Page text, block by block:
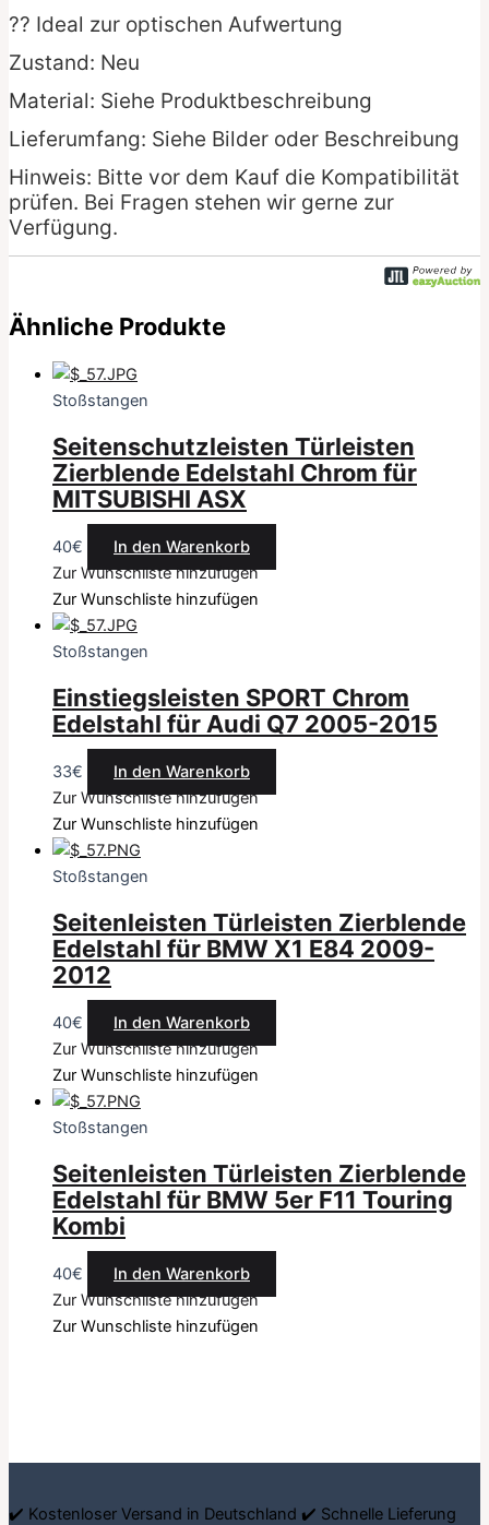
?? Ideal zur optischen Aufwertung
Zustand: Neu
Material: Siehe Produktbeschreibung
Lieferumfang: Siehe Bilder oder Beschreibung
Hinweis: Bitte vor dem Kauf die Kompatibilität
prüfen. Bei Fragen stehen wir gerne zur
Verfügung.
Ähnliche Produkte
Stoßstangen
Seitenschutzleisten Türleisten
Zierblende Edelstahl Chrom für
MITSUBISHI ASX
40€
In den Warenkorb
Zur Wunschliste hinzufügen
Zur Wunschliste hinzufügen
Stoßstangen
Einstiegsleisten SPORT Chrom
Edelstahl für Audi Q7 2005-2015
33€
In den Warenkorb
Zur Wunschliste hinzufügen
Zur Wunschliste hinzufügen
Stoßstangen
Seitenleisten Türleisten Zierblende
Edelstahl für BMW X1 E84 2009-
2012
40€
In den Warenkorb
Zur Wunschliste hinzufügen
Zur Wunschliste hinzufügen
Stoßstangen
Seitenleisten Türleisten Zierblende
Edelstahl für BMW 5er F11 Touring
Kombi
40€
In den Warenkorb
Zur Wunschliste hinzufügen
Zur Wunschliste hinzufügen
✔️ Kostenloser Versand in Deutschland ✔️ Schnelle Lieferung